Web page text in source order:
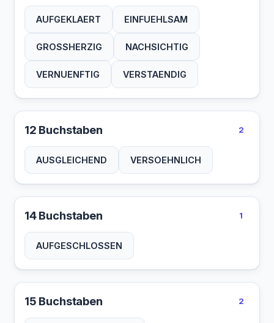
AUFGEKLAERT EINFUEHLSAM
GROSSHERZIG NACHSICHTIG
VERNUENFTIG VERSTAENDIG
12 Buchstaben 2
AUSGLEICHEND VERSOEHNLICH
14 Buchstaben 1
AUFGESCHLOSSEN
15 Buchstaben 2